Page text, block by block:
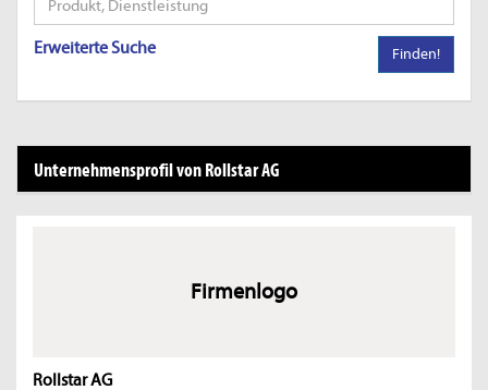
Erweiterte Suche Finden!
Unternehmensprofil von Rollstar AG
Firmenlogo
Rollstar AG